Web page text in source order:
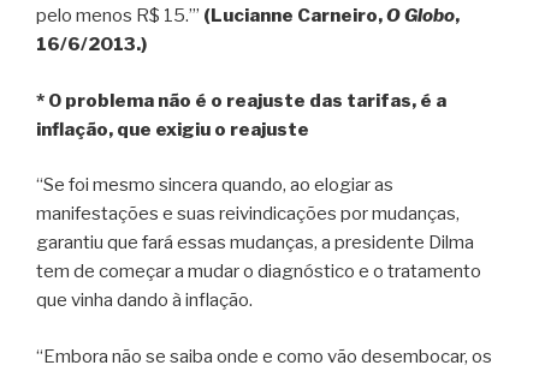
pelo menos R$ 15.’” (Lucianne Carneiro,O Globo,
16/6/2013.)
* O problema não é o reajuste das tarifas, é a
inflação, que exigiu o reajuste
“Se foi mesmo sincera quando, ao elogiar as
manifestações e suas reivindicações por mudanças,
garantiu que fará essas mudanças, a presidente Dilma
tem de começar a mudar o diagnóstico e o tratamento
que vinha dando à inflação.
“Embora não se saiba onde e como vão desembocar, os